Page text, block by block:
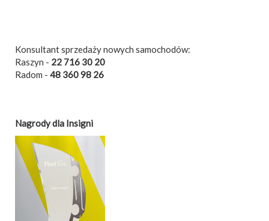
Konsultant sprzedaży nowych samochodów:
Raszyn - 22 716 30 20
Radom - 48 360 98 26
Nagrody dla Insigni